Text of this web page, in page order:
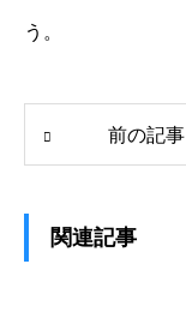
う。
前の記事
関連記事